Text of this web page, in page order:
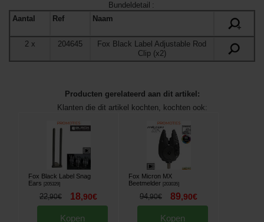
Bundeldetail :
Aantal
Ref
Naam
+
2 x 204645
Fox Black Label Adjustable Rod
Clip (x2)
Producten gerelateerd aan dit artikel:
Klanten die dit artikel kochten, kochten ook:
Fox Black Label Snag
Ears
[205329]
22,90€ 18,90€
Kopen
Fox Micron MX
Beetmelder [203035]
94,90€ 89,90€
Kopen